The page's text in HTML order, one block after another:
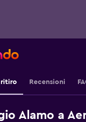
ritiro Recensioni
Alamo a